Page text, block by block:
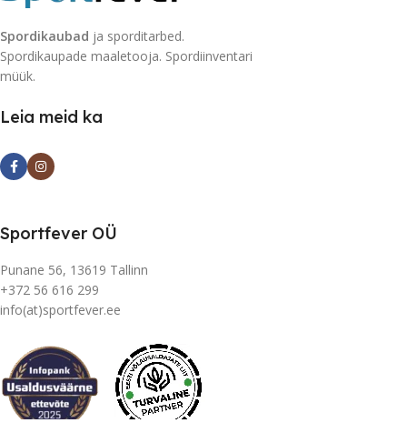
Spordikaubad ja sporditarbed.
Spordikaupade maaletooja. Spordiinventari
müük.
Leia meid ka
Sportfever OÜ
Punane 56, 13619 Tallinn
+372 56 616 299
info(at)sportfever.ee